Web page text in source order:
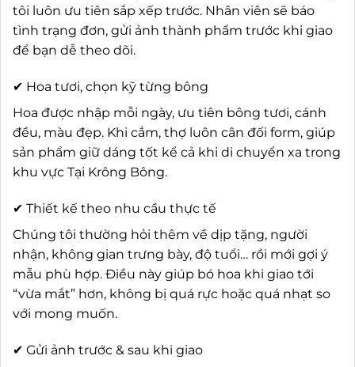
tôi luôn ưu tiên sắp xếp trước. Nhân viên sẽ báo
tình trạng đơn, gửi ảnh thành phẩm trước khi giao
để bạn dễ theo dõi.
✔ Hoa tươi, chọn kỹ từng bông
Hoa được nhập mỗi ngày, ưu tiên bông tươi, cánh
đều, màu đẹp. Khi cắm, thợ luôn cân đối form, giúp
sản phẩm giữ dáng tốt kể cả khi di chuyển xa trong
khu vực Tại Krông Bông.
✔ Thiết kế theo nhu cầu thực tế
Chúng tôi thường hỏi thêm về dịp tặng, người
nhận, không gian trưng bày, độ tuổi… rồi mới gợi ý
mẫu phù hợp. Điều này giúp bó hoa khi giao tới
“vừa mắt” hơn, không bị quá rực hoặc quá nhạt so
với mong muốn.
✔ Gửi ảnh trước & sau khi giao